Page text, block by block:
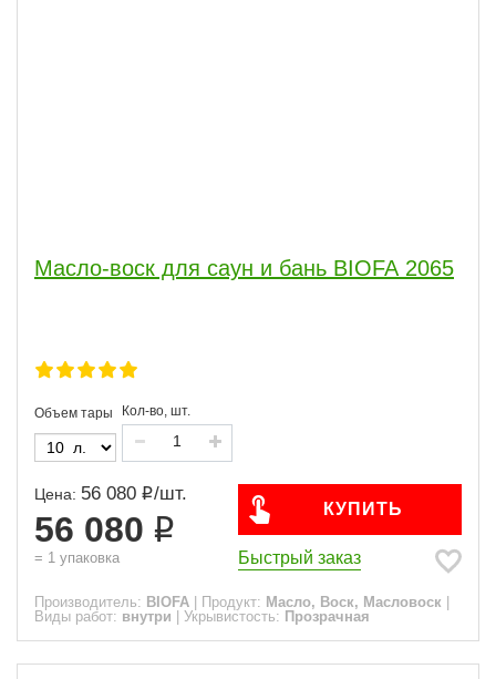
Масло-воск для саун и бань BIOFA 2065
Объем тары Кол-во, шт.
Цена: 56 080 /шт.
56 080
= 1 упаковка
КУПИТЬ
Быстрый заказ
Производитель: BIOFA Продукт: Масло, Воск, Масловоск
Виды работ: внутри Укрывистость: Прозрачная